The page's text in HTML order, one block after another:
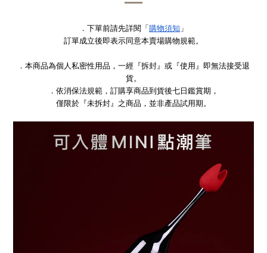
．下單前請先詳閱「 購物須知 」
訂單成立後即表示同意本賣場購物規範。
．本商品為個人私密性用品，一經『拆封』或『使用』即無法接受退
貨。
．依消保法規範，訂購享商品到貨後七日鑑賞期，
僅限於『未拆封』之商品，並非產品試用期。